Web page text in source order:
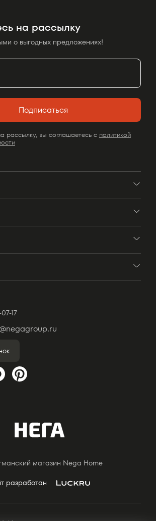
на рассылку
о выгодных предложениях!
Подписаться
рассылку, вы соглашаетесь с политикой
17
магазин Nega Home
разработан